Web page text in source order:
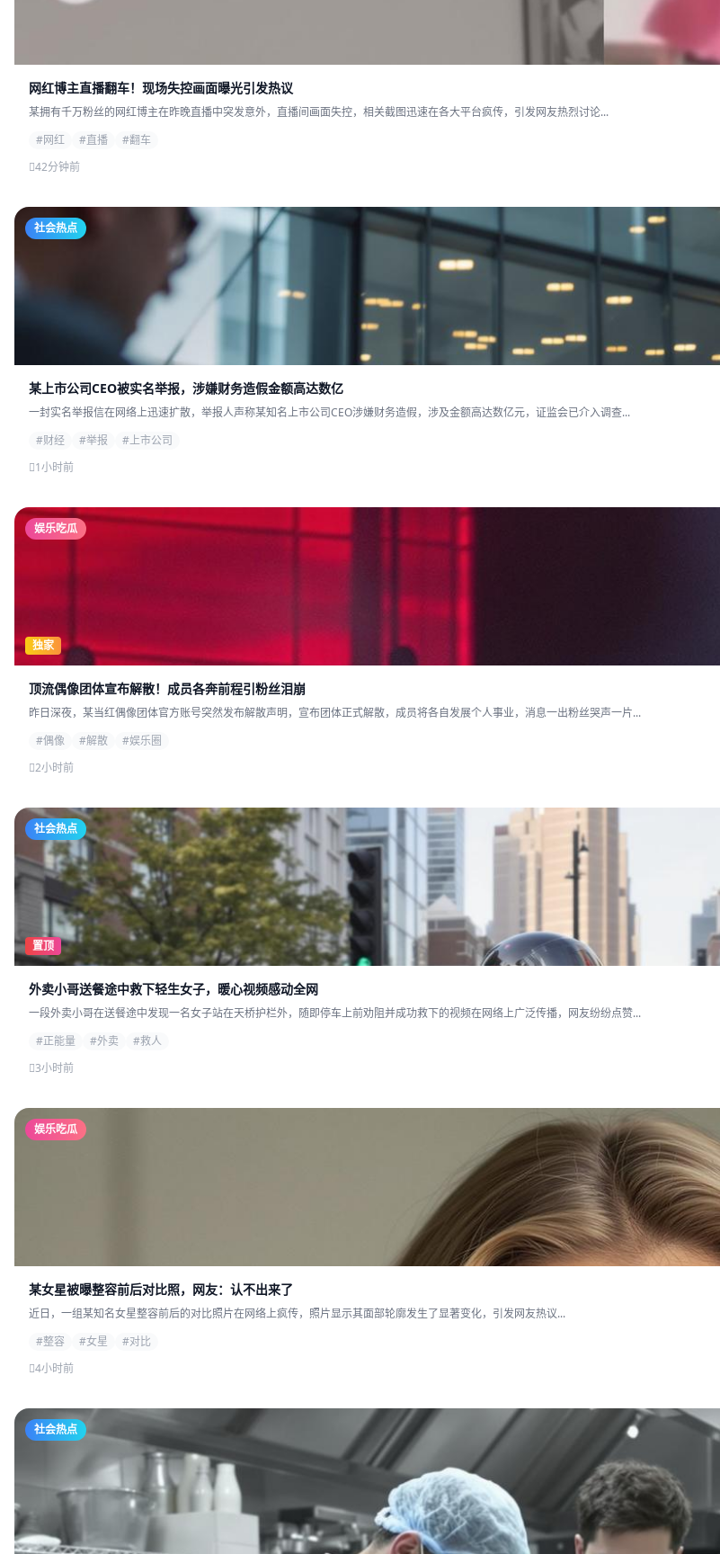
网红博主直播翻车！现场失控画面曝光引发热议
某拥有千万粉丝的网红博主在昨晚直播中突发意外，直播间画面失控，相关截图迅速在各大平台疯传，引发网友热烈讨论...
#网红
#直播
#翻车
42分钟前
社会热点
某上市公司CEO被实名举报，涉嫌财务造假金额高达数亿
一封实名举报信在网络上迅速扩散，举报人声称某知名上市公司CEO涉嫌财务造假，涉及金额高达数亿元，证监会已介入调查...
#财经
#举报
#上市公司
1小时前
娱乐吃瓜
独家
顶流偶像团体宣布解散！成员各奔前程引粉丝泪崩
昨日深夜，某当红偶像团体官方账号突然发布解散声明，宣布团体正式解散，成员将各自发展个人事业，消息一出粉丝哭声一片...
#偶像
#解散
#娱乐圈
2小时前
社会热点
置顶
外卖小哥送餐途中救下轻生女子，暖心视频感动全网
一段外卖小哥在送餐途中发现一名女子站在天桥护栏外，随即停车上前劝阻并成功救下的视频在网络上广泛传播，网友纷纷点赞...
#正能量
#外卖
#救人
3小时前
娱乐吃瓜
某女星被曝整容前后对比照，网友：认不出来了
近日，一组某知名女星整容前后的对比照片在网络上疯传，照片显示其面部轮廓发生了显著变化，引发网友热议...
#整容
#女星
#对比
4小时前
社会热点